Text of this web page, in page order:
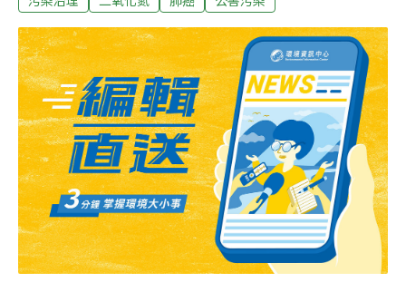
會。空氣污染影響身體健康。圖爲人類肺部示意圖。圖片
來源：Wesley McCormick (CC BY-NC-ND 2.0)。《胸
腔》期刊：肺癌初期患者因空氣污染過早死亡的風險最大
蘋果日報報導，衛福部5日公布國人最新十大死因，癌症
連34年居首，創史上新高，又以死於肺癌者最多。同時，
發表於《胸腔》期刊的新研究顯示，肺癌初期患者過早死
亡的風險最大，尤其是肺腺癌患者。肺腺癌是最常見的非
小細胞肺癌，占了80%的比例。